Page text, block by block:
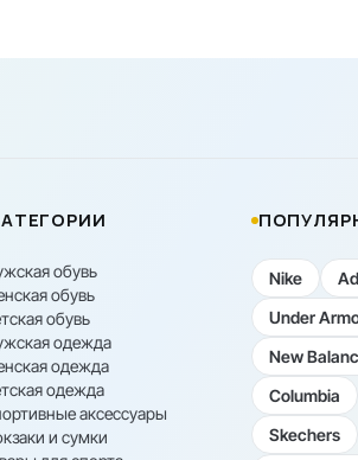
обувь
обувь
обувь
одежда
одежда
одежда
аксессуары
и сумки
Nike
Under
New
Columbia
Skechers